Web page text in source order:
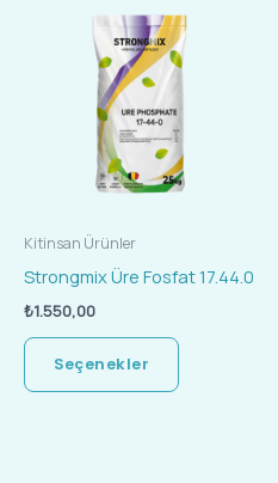
Kitinsan Ürünler
Strongmix Üre Fosfat 17.44.0
₺1.550,00
Seçenekler
ürünün
birden
varyasyonu
var.
Seçenekler